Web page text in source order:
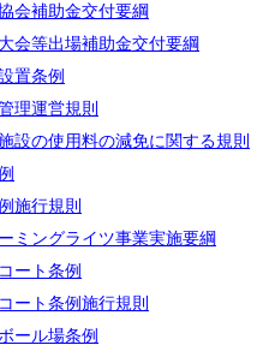
会補助金交付要綱
会等出場補助金交付要綱
置条例
理運営規則
設の使用料の減免に関する規則
施行規則
ミングライツ事業実施要綱
ート条例
ート条例施行規則
ール場条例